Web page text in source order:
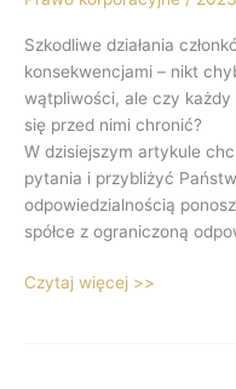
Szkodliwe działania
konsekwencjami – nikt
wątpliwości, ale czy
się przed nimi chronić?
W dzisiejszym artykule
pytania i przybliżyć
odpowiedzialnością
spółce z ograniczoną
Czytaj więcej >>